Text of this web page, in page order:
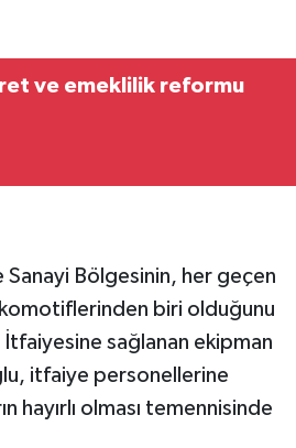
ve emeklilik reformu
Sanayi Bölgesinin, her geçen
biri olduğunu
sağlanan ekipman
itfaiye personellerine
hayırlı olması temennisinde